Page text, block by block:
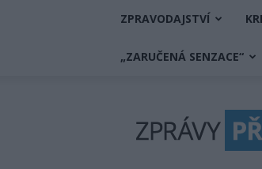
ZPRAVODAJSTVÍ
„ZARUČENÁ SENZACE“
Příbram